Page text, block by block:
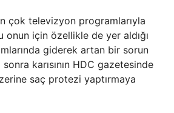
çok televizyon programlarıyla
onun için özellikle de yer aldığı
giderek artan bir sorun
karısının HDC gazetesinde
saç protezi yaptırmaya